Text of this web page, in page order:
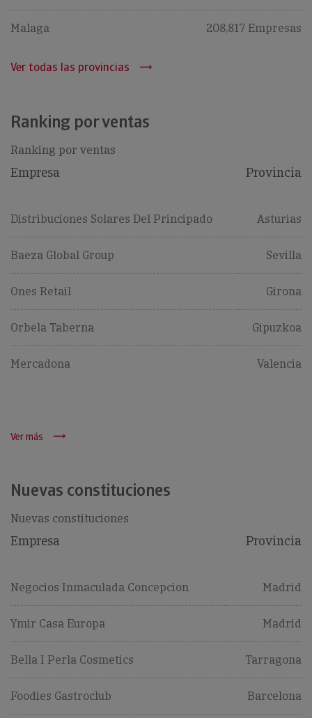
Malaga 208,817 Empresas
Ver todas las provincias
Ranking por ventas
Ranking por ventas
Empresa Provincia
Distribuciones Solares Del Principado Asturias
Baeza Global Group Sevilla
Ones Retail Girona
Orbela Taberna Gipuzkoa
Mercadona Valencia
Ver más
Nuevas constituciones
Nuevas constituciones
Empresa Provincia
Negocios Inmaculada Concepcion Madrid
Ymir Casa Europa Madrid
Bella I Perla Cosmetics Tarragona
Foodies Gastroclub Barcelona